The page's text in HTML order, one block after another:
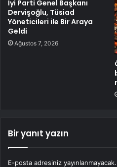
İyi Parti Genel Başkanı
Dervişoğlu, Tüsiad
Yöneticileri ile Bir Araya
Geldi
Ağustos 7, 2026
Bir yanıt yazın
E-posta adresiniz yayınlanmayacak.